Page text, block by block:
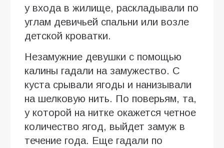
у входа в жилище, раскладывали по
углам девичьей спальни или возле
детской кроватки.
Незамужние девушки с помощью
калины гадали на замужество. С
куста срывали ягоды и нанизывали
на шелковую нить. По поверьям, та,
у которой на нитке окажется четное
количество ягод, выйдет замуж в
течение года. Еще гадали по